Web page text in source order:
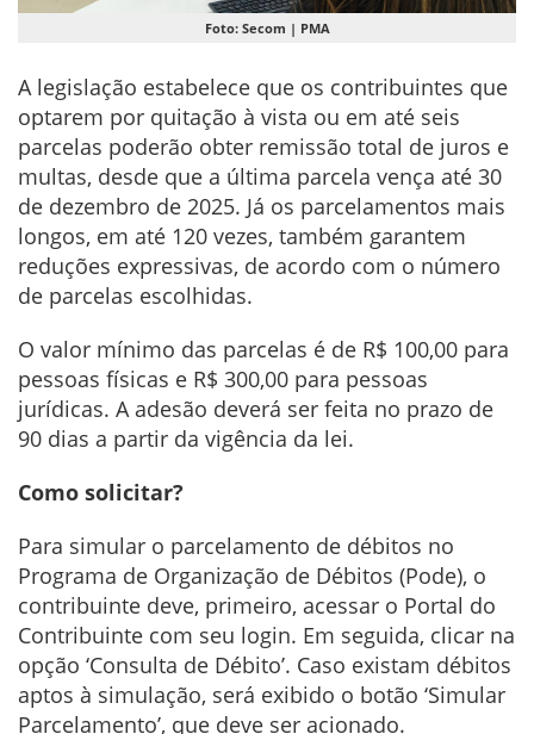
Foto: Secom | PMA
A legislação estabelece que os contribuintes que
optarem por quitação à vista ou em até seis
parcelas poderão obter remissão total de juros e
multas, desde que a última parcela vença até 30
de dezembro de 2025. Já os parcelamentos mais
longos, em até 120 vezes, também garantem
reduções expressivas, de acordo com o número
de parcelas escolhidas.
O valor mínimo das parcelas é de R$ 100,00 para
pessoas físicas e R$ 300,00 para pessoas
jurídicas. A adesão deverá ser feita no prazo de
90 dias a partir da vigência da lei.
Como solicitar?
Para simular o parcelamento de débitos no
Programa de Organização de Débitos (Pode), o
contribuinte deve, primeiro, acessar o Portal do
Contribuinte com seu login. Em seguida, clicar na
opção ‘Consulta de Débito’. Caso existam débitos
aptos à simulação, será exibido o botão ‘Simular
Parcelamento’, que deve ser acionado.